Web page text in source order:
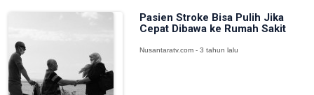
Pasien Stroke Bisa Pulih Jika
Cepat Dibawa ke Rumah Sakit
Nusantaratv.com - 3 tahun lalu